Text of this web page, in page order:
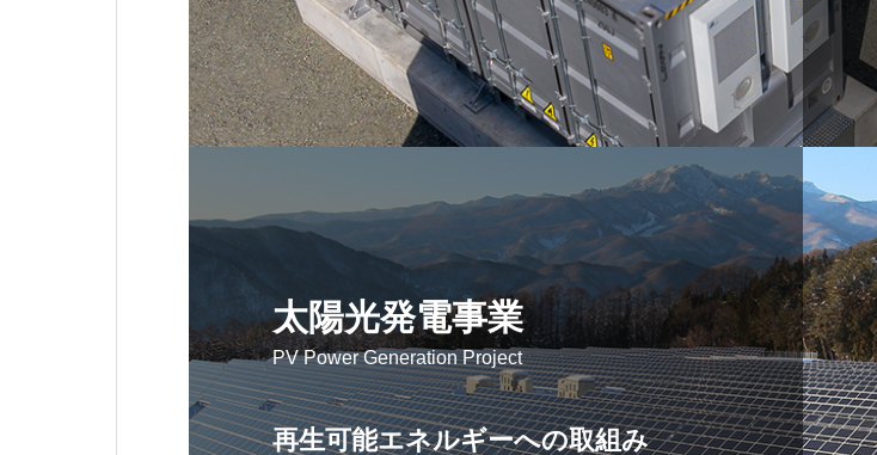
太陽光発電事業
PV Power Generation Project
再生可能エネルギーへの取組み